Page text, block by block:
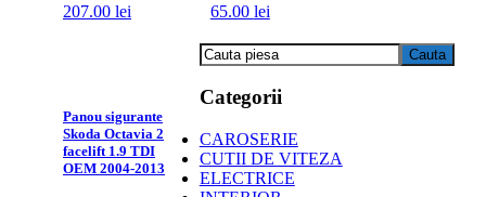
207.00 lei 65.00 lei
Panou sigurante
Skoda Octavia 2
facelift 1.9 TDI
OEM 2004-2013
Categorii
CAROSERIE
CUTII DE VITEZA
ELECTRICE